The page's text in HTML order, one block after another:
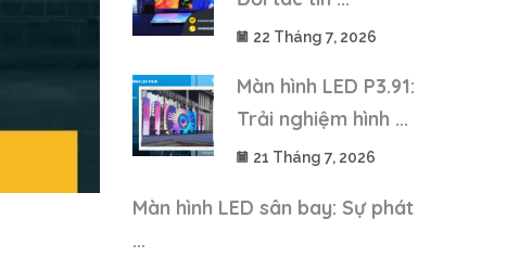
22 Tháng 7, 2026
Màn hình LED P3.91:
Trải nghiệm hình ...
21 Tháng 7, 2026
Màn hình LED sân bay: Sự phát
...